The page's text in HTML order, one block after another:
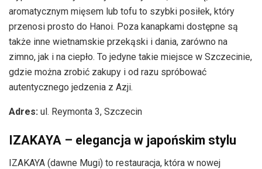
aromatycznym mięsem lub tofu to szybki posiłek, który
przenosi prosto do Hanoi. Poza kanapkami dostępne są
także inne wietnamskie przekąski i dania, zarówno na
zimno, jak i na ciepło. To jedyne takie miejsce w Szczecinie,
gdzie można zrobić zakupy i od razu spróbować
autentycznego jedzenia z Azji.
Adres: ul. Reymonta 3, Szczecin
IZAKAYA – elegancja w japońskim stylu
IZAKAYA (dawne Mugi) to restauracja, która w nowej